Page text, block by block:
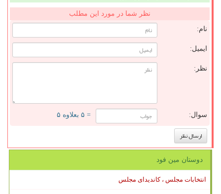
نظر شما در مورد این مطلب
نام:
ایمیل:
نظر:
سوال: = ۵ بعلاوه ۵
دوستان مین فود
انتخابات مجلس ، کاندیدای مجلس